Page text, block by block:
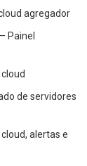
agregador
Painel
de servidores
alertas e